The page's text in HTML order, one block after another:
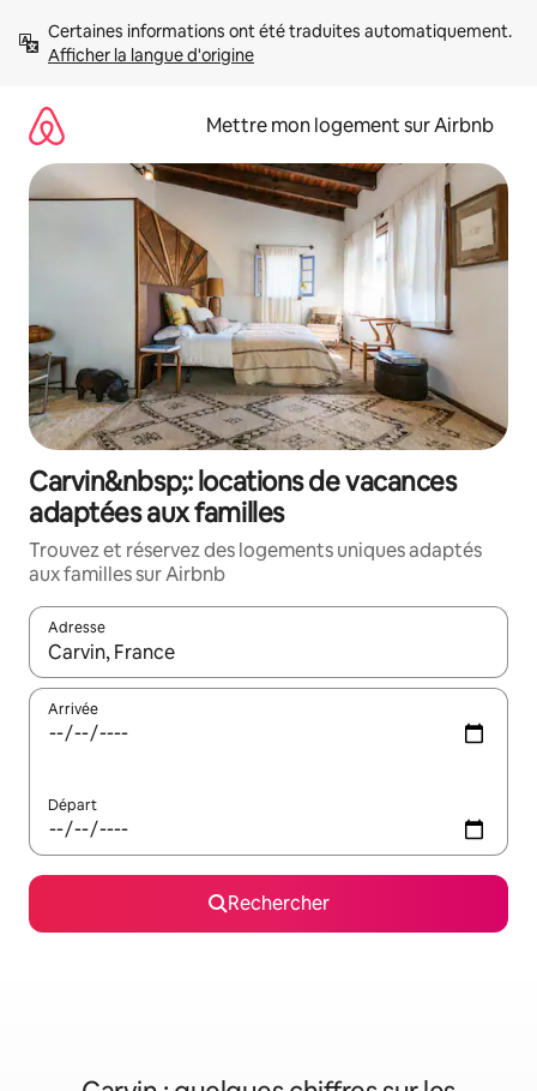
directement
Afficher la langue d'origine
Mettre mon logement sur Airbnb
Carvin&nbsp;: locations de vacances
adaptées aux familles
Trouvez et réservez des logements uniques adaptés
aux familles sur Airbnb
Adresse
Lorsque les résultats s'affichent, utilisez les flèches vers le
Arrivée
Départ
Rechercher